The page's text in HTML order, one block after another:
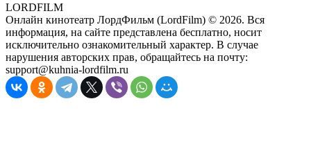
LORDFILM
Онлайн кинотеатр ЛордФильм (LordFilm) © 2026. Вся
информация, на сайте представлена бесплатно, носит
исключительно ознакомительный характер. В случае
нарушения авторских прав, обращайтесь на почту:
support@kuhnia-lordfilm.ru